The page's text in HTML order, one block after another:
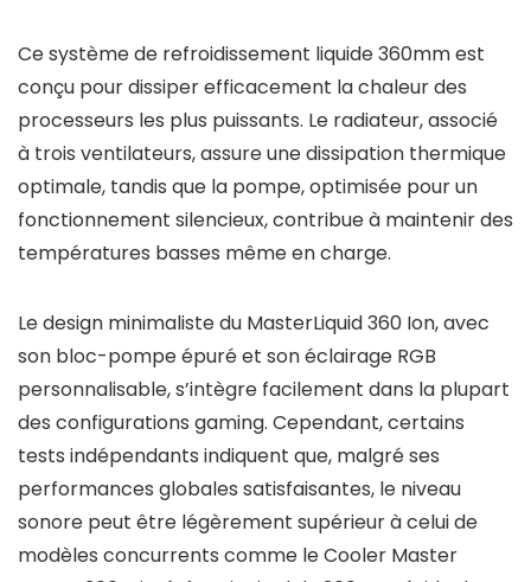
Ce système de refroidissement liquide 360mm est
conçu pour dissiper efficacement la chaleur des
processeurs les plus puissants. Le radiateur, associé
à trois ventilateurs, assure une dissipation thermique
optimale, tandis que la pompe, optimisée pour un
fonctionnement silencieux, contribue à maintenir des
températures basses même en charge.
Le design minimaliste du MasterLiquid 360 Ion, avec
son bloc-pompe épuré et son éclairage RGB
personnalisable, s’intègre facilement dans la plupart
des configurations gaming. Cependant, certains
tests indépendants indiquent que, malgré ses
performances globales satisfaisantes, le niveau
sonore peut être légèrement supérieur à celui de
modèles concurrents comme le Cooler Master